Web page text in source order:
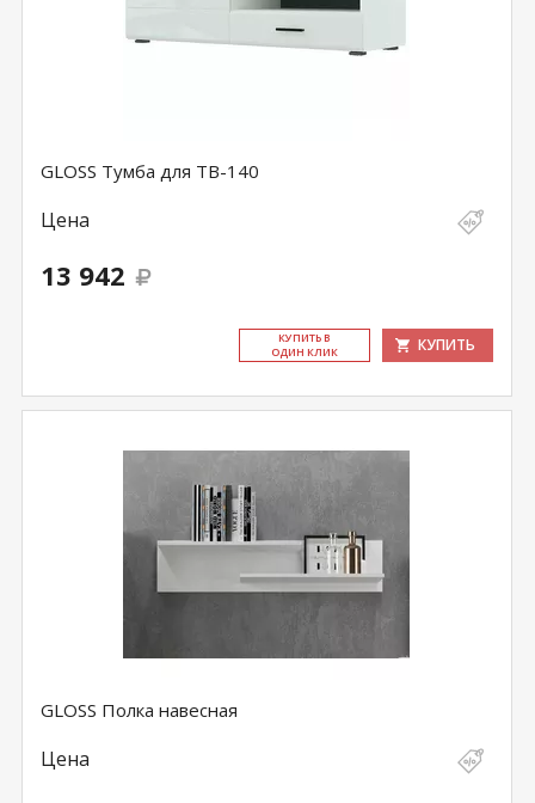
GLOSS Тумба для ТВ-140
Цена
13 942
КУ­ПИТЬ В
ОДИН КЛИК
КУПИТЬ
GLOSS Полка навесная
Цена